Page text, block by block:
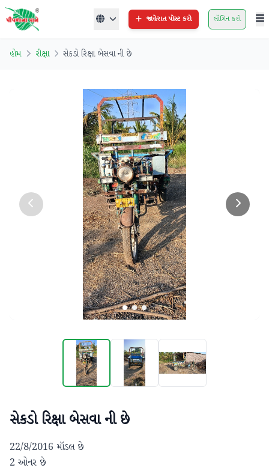
જાહેરાત પોસ્ટ કરો લૉગિન કરો
હોમ રીક્ષા સેકડો રિક્ષા બેસવા ની છે
સેકડો રિક્ષા બેસવા ની છે
22/8/2016 મૉડલ છે
2 ઓનર છે